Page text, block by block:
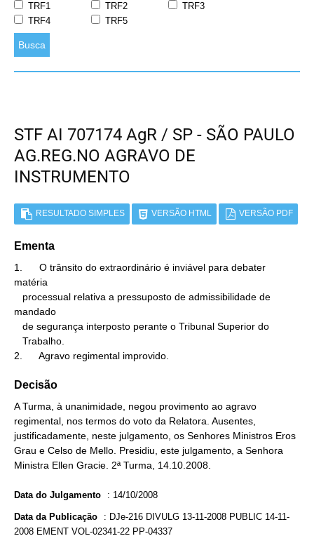
TRF1
TRF2
TRF3
TRF4
TRF5
Busca
STF AI 707174 AgR / SP - SÃO PAULO
AG.REG.NO AGRAVO DE
INSTRUMENTO
RESULTADO SIMPLES VERSÃO HTML VERSÃO PDF
Ementa
1.      O trânsito do extraordinário é inviável para debater
matéria
mandado
2.      Agravo regimental improvido.
Decisão
A Turma, à unanimidade, negou provimento ao agravo
regimental, nos termos do voto da Relatora. Ausentes,
justificadamente, neste julgamento, os Senhores Ministros Eros
Grau e Celso de Mello. Presidiu, este julgamento, a Senhora
Ministra Ellen Gracie. 2ª Turma, 14.10.2008.
Data do Julgamento : 14/10/2008
Data da Publicação : DJe-216 DIVULG 13-11-2008 PUBLIC 14-11-
2008 EMENT VOL-02341-22 PP-04337